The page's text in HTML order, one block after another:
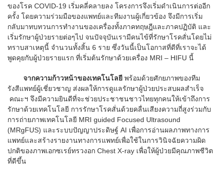
ของโรค COVID-19 เริ่มคลี่คลายลง โครงการจึงเริ่มดำเนินการต่ออีก
ครั้ง โดยความร่วมมือของแพทย์และทีมงานผู้เกี่ยวข้อง จึงมีการเริ่ม
กลับมาทบทวนการทำงานของเครื่องทั้งภาคทฤษฎีและภาคปฏิบัติ และ
เริ่มรักษาผู้ป่วยรายต่อๆไป จนปัจจุบันเรามีคนไข้ที่รักษาโรคสั่นโดยไม่
ทราบสาเหตุนี้ จำนวนทั้งสิ้น 6 ราย ซึ่งวันนี้เป็นโอกาสที่ดีที่เราจะได้
พูดคุยกับผู้ป่วยรายแรก ที่เริ่มต้นรักษาด้วยเครื่อง MRI – HIFU นี้
จากความก้าวหน้าของเทคโนโลยี พร้อมด้วยศักยภาพของทีม
รังสีแพทย์ผู้เชี่ยวชาญ ส่งผลให้การดูแลรักษาผู้ป่วยประสบผลสำเร็จ
คณะฯ จึงมีความยินดีที่จะช่วยประชาชนชาวไทยทุกคนให้เข้าถึงการ
รักษาด้วยเทคโนโลยี การรักษาโรคสั่นด้วยคลื่นเสียงความถี่สูงร่วมกับ
การถ่ายภาพเทคโนโลยี MRI guided Focused Ultrasound
(MRgFUS) และระบบปัญญาประดิษฐ์ AI เพื่อการอ่านผลภาพทางการ
แพทย์และสร้างรายงานทางการแพทย์เพื่อใช้ในการวินิจฉัยความผิด
ปกติของภาพเอกซเรย์ทรวงอก Chest X-ray เพื่อให้ผู้ป่วยมีคุณภาพชีวิต
ที่ดีขึ้น